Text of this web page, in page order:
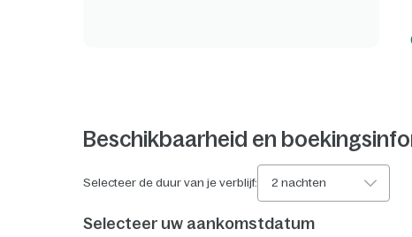
Beschikbaarheid en
Selecteer de duur van je verblijf: 2 nachten
Selecteer uw aankomstdatum